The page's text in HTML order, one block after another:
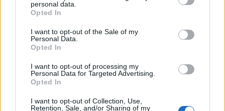
personal data.
Opted In
I want to opt-out of the Sale of my
Personal Data.
Opted In
I want to opt-out of processing my
Personal Data for Targeted Advertising.
Opted In
I want to opt-out of Collection, Use,
Retention, Sale, and/or Sharing of my